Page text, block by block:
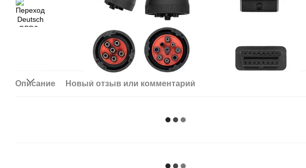
Описание Новый отзыв или комментарий